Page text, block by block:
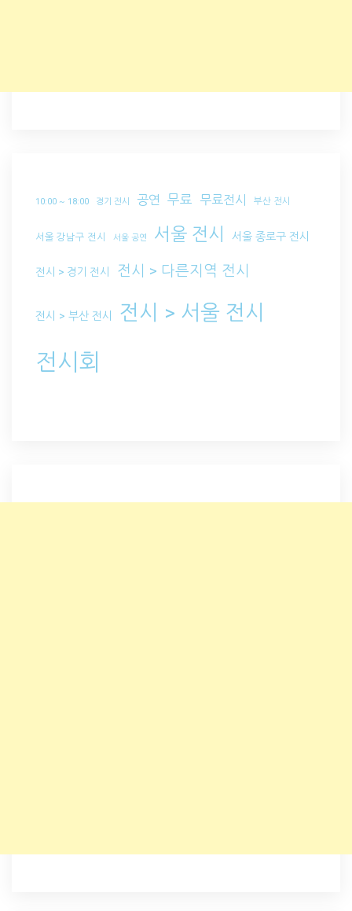
10:00 ~ 18:00 경기 전시 공연 무료 무료전시 부산 전시
서울 강남구 전시 서울 공연 서울 전시 서울 종로구 전시
전시 > 경기 전시 전시 > 다른지역 전시
전시 > 부산 전시 전시 > 서울 전시
전시회